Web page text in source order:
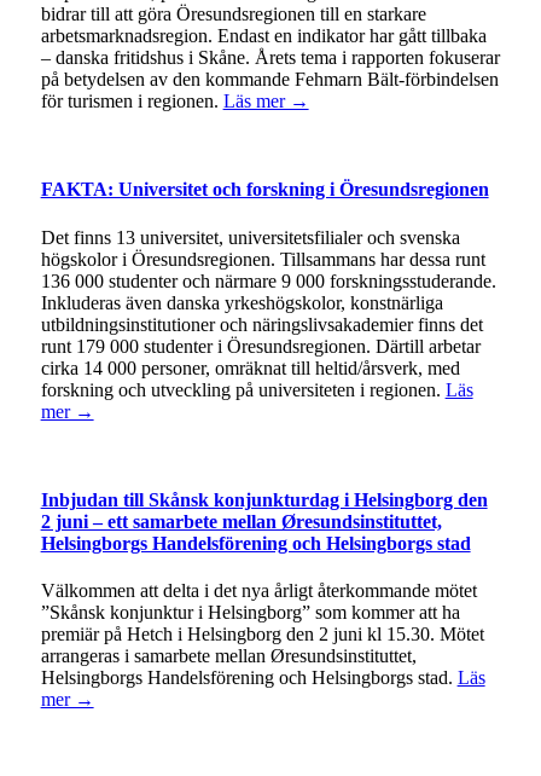
bidrar till att göra Öresundsregionen till en starkare
arbetsmarknadsregion. Endast en indikator har gått tillbaka
– danska fritidshus i Skåne. Årets tema i rapporten fokuserar
på betydelsen av den kommande Fehmarn Bält-förbindelsen
för turismen i regionen. Läs mer →
FAKTA: Universitet och forskning i Öresundsregionen
Det finns 13 universitet, universitetsfilialer och svenska
högskolor i Öresundsregionen. Tillsammans har dessa runt
136 000 studenter och närmare 9 000 forskningsstuderande.
Inkluderas även danska yrkeshögskolor, konstnärliga
utbildningsinstitutioner och näringslivsakademier finns det
runt 179 000 studenter i Öresundsregionen. Därtill arbetar
cirka 14 000 personer, omräknat till heltid/årsverk, med
forskning och utveckling på universiteten i regionen. Läs
mer →
Inbjudan till Skånsk konjunkturdag i Helsingborg den
2 juni – ett samarbete mellan Øresundsinstituttet,
Helsingborgs Handelsförening och Helsingborgs stad
Välkommen att delta i det nya årligt återkommande mötet
”Skånsk konjunktur i Helsingborg” som kommer att ha
premiär på Hetch i Helsingborg den 2 juni kl 15.30. Mötet
arrangeras i samarbete mellan Øresundsinstituttet,
Helsingborgs Handelsförening och Helsingborgs stad. Läs
mer →